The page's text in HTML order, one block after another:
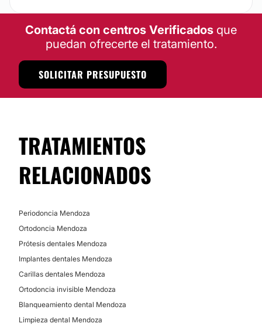
Contactá con centros Verificados que
puedan ofrecerte el tratamiento.
SOLICITAR PRESUPUESTO
TRATAMIENTOS
RELACIONADOS
Periodoncia Mendoza
Ortodoncia Mendoza
Prótesis dentales Mendoza
Implantes dentales Mendoza
Carillas dentales Mendoza
Ortodoncia invisible Mendoza
Blanqueamiento dental Mendoza
Limpieza dental Mendoza